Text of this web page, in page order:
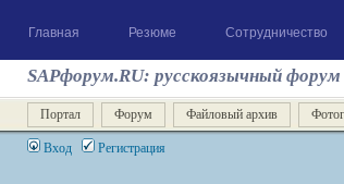
Главная Резюме Сотрудничество
SAPфорум.RU: русскоязычный
Портал Форум Файловый архив
Вход Регистрация